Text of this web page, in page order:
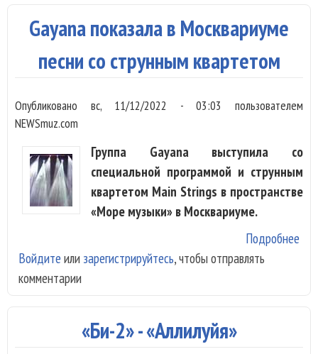
Gayana показала в Москвариуме
песни со струнным квартетом
Опубликовано вс, 11/12/2022 - 03:03
пользователем
NEWSmuz.com
Группа Gayana выступила со
специальной программой и струнным
квартетом Main Strings в пространстве
«Море музыки» в Москвариуме.
Подробнее
Войдите или зарегистрируйтесь, чтобы отправлять
комментарии
«Би-2» - «Аллилуйя»